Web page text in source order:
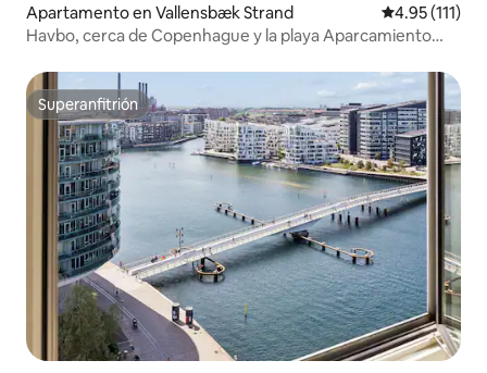
Apartamento en Vallensbæk Strand Calificación
4.95 (111)
Havbo, cerca de Copenhague y la playa Aparcamiento
Superanfitrión
Superanfitrión